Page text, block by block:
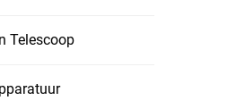
Telescoop